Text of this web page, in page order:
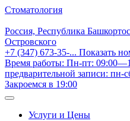
Стоматология
Россия, Республика
Островского
+7 (347) 673-35-... Показать
Время работы: Пн-пт:
предварительной записи: пн-
Закроемся в 19:00
Услуги и Цены